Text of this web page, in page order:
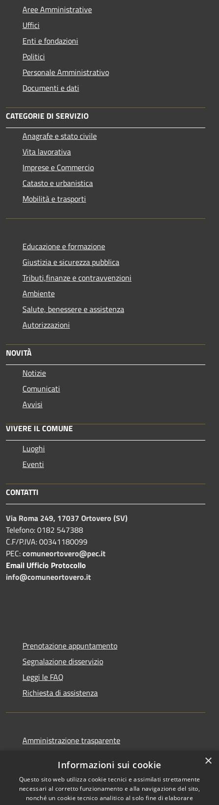
Aree Amministrative
Uffici
Enti e fondazioni
Politici
Personale Amministrativo
Documenti e dati
CATEGORIE DI SERVIZIO
Anagrafe e stato civile
Vita lavorativa
Imprese e Commercio
Catasto e urbanistica
Mobilità e trasporti
Educazione e formazione
Giustizia e sicurezza pubblica
Tributi,finanze e contravvenzioni
Ambiente
Salute, benessere e assistenza
Autorizzazioni
NOVITÀ
Notizie
Comunicati
Avvisi
VIVERE IL COMUNE
Luoghi
Eventi
CONTATTI
Via Roma 249, 17037 Ortovero (SV)
Telefono: 0182 547388
C.F/P.IVA: 00341180099
PEC:comuneortovero@pec.it
Email Ufficio Protocollo
info@comuneortovero.it
Prenotazione appuntamento
Segnalazione disservizio
Leggi le FAQ
Richiesta di assistenza
Amministrazione trasparente
Dichiarazione di accessibilità
×
Informazioni sui cookie
Questo sito web utilizza cookie tecnici e assimilati strettamente
necessari al corretto funzionamento e alla navigazione del sito,
nonché un cookie tecnico analitico al solo fine di elaborare